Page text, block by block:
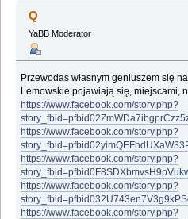
Q
YaBB Moderator
Przewodas własnym geniuszem się
Lemowskie pojawiają się, miejscami,
https://www.facebook.com/story.php?
https://www.facebook.com/story.php?
https://www.facebook.com/story.php?
https://www.facebook.com/story.php?
https://www.facebook.com/story.php?